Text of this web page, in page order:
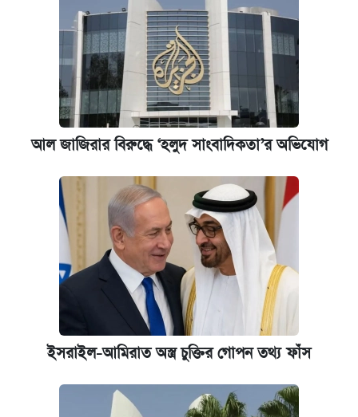
আল জাজিরার বিরুদ্ধে ‘হলুদ সাংবাদিকতা’র অভিযোগ
ইসরাইল-আমিরাত অস্ত্র চুক্তির গোপন তথ্য ফাঁস